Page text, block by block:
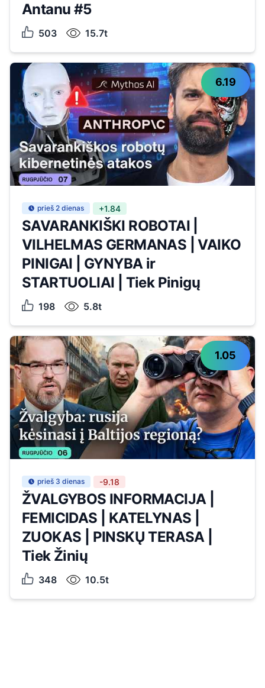
Antanu #5
503 15.7t
6.19
prieš 2 dienas +1.84
SAVARANKIŠKI ROBOTAI |
VILHELMAS GERMANAS | VAIKO
PINIGAI | GYNYBA ir
STARTUOLIAI | Tiek Pinigų
198 5.8t
1.05
prieš 3 dienas -9.18
ŽVALGYBOS INFORMACIJA |
FEMICIDAS | KATELYNAS |
ZUOKAS | PINSKŲ TERASA |
Tiek Žinių
348 10.5t